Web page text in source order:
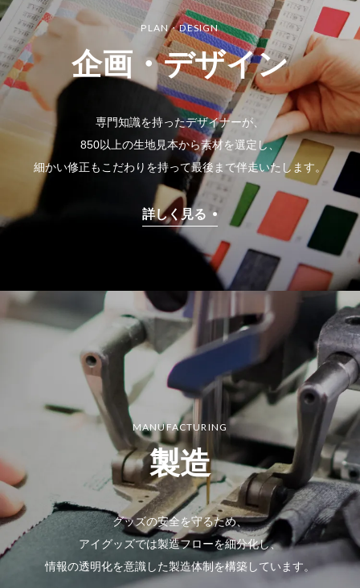
PLAN・DESIGN
企画・デザイン
専門知識を持ったデザイナーが、
850以上の生地見本から素材を選定し、
細かい修正もこだわりを持って最後まで伴走いたします。
詳しく見る
MANUFACTURING
製造
グッズの安全を守るため、
アイグッズでは製造フローを細分化し、
情報の透明化を意識した製造体制を構築しています。